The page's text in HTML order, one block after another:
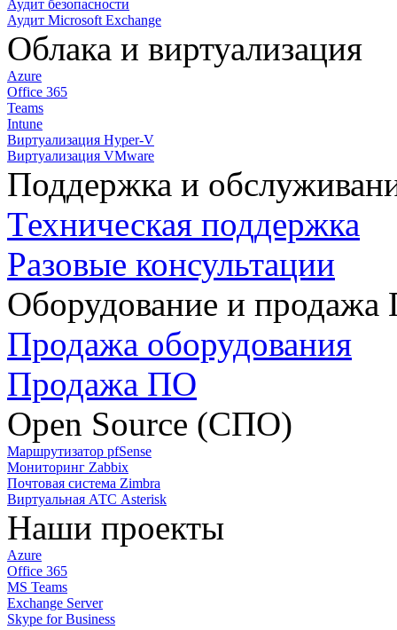
Аудит безопасности
Аудит Microsoft Exchange
Облака и виртуализация
Azure
Office 365
Teams
Intune
Виртуализация Hyper-V
Виртуализация VMware
Поддержка и
Техническая поддержка
Разовые консультации
Оборудование и
Продажа оборудования
Продажа ПО
Open Source (СПО)
Маршрутизатор pfSense
Мониторинг Zabbix
Почтовая система Zimbra
Виртуальная АТС Asterisk
Наши проекты
Azure
Office 365
MS Teams
Exchange Server
Skype for Business